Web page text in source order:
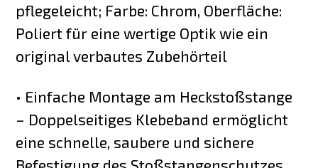
pflegeleicht; Farbe: Chrom, Oberfläche:
Poliert für eine wertige Optik wie ein
original verbautes Zubehörteil
• Einfache Montage am Heckstoßstange
– Doppelseitiges Klebeband ermöglicht
eine schnelle, saubere und sichere